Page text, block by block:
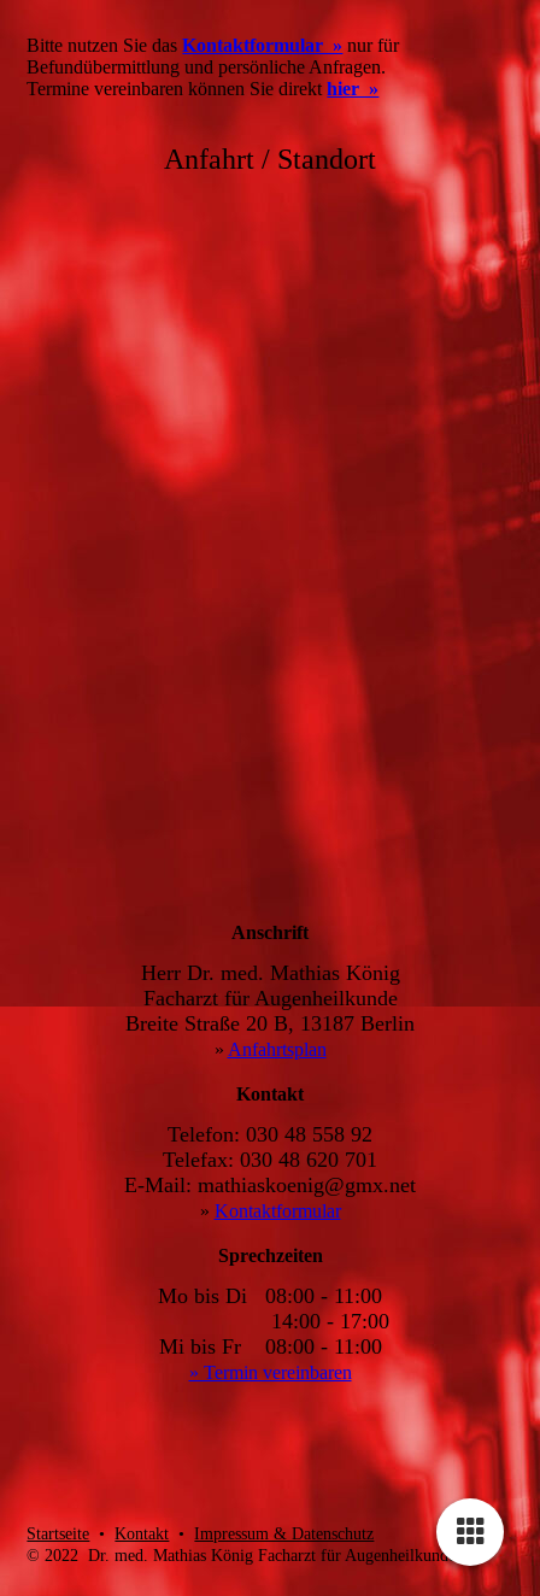
Bitte nutzen Sie dasKontaktformular » nur für
Befundübermittlung und persönliche Anfragen.
Termine vereinbaren können Sie direkthier »
Anfahrt / Standort
Anschrift
Herr Dr. med. Mathias König
Facharzt für Augenheilkunde
Breite Straße 20 B, 13187 Berlin
» Anfahrtsplan
Kontakt
Telefon: 030 48 558 92
Telefax: 030 48 620 701
E-Mail: mathiaskoenig@gmx.net
» Kontaktformular
Sprechzeiten
Mo bis Di 08:00 - 11:00
14:00 - 17:00
Mi bis Fr 08:00 - 11:00
» Termin vereinbaren
Startseite •Kontakt •Impressum & Datenschutz
© 2022 Dr. med. Mathias König Facharzt für Augenheilkunde